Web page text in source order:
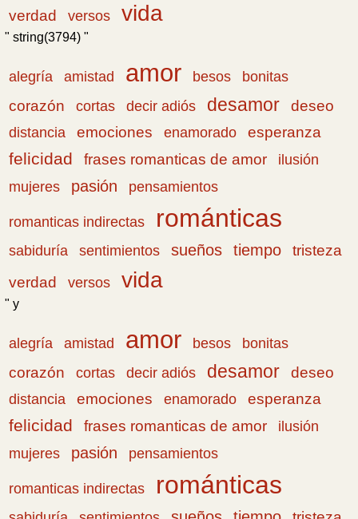
verdad
versos vida
" string(3794) "
alegría amistad amor besos
bonitas
corazón
cortas decir adiós desamor deseo
distancia emociones enamorado esperanza
felicidad frases romanticas de amor
ilusión
mujeres
pasión pensamientos
romanticas indirectas románticas
sabiduría sentimientos sueños tiempo
tristeza
verdad
versos vida
" y
alegría amistad amor besos
bonitas
corazón
cortas decir adiós desamor deseo
distancia emociones enamorado esperanza
felicidad frases romanticas de amor
ilusión
mujeres
pasión pensamientos
romanticas indirectas románticas